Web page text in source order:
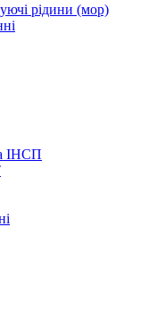
рідини (мор)
ІНСП